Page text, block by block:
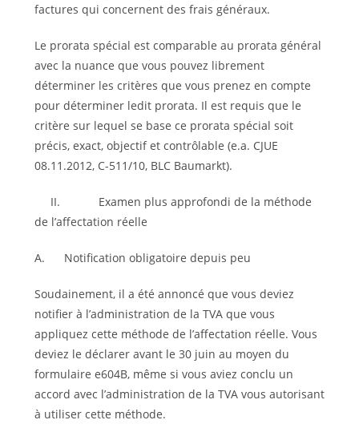
factures qui concernent des frais généraux.
Le prorata spécial est comparable au prorata général
avec la nuance que vous pouvez librement
déterminer les critères que vous prenez en compte
pour déterminer ledit prorata. Il est requis que le
critère sur lequel se base ce prorata spécial soit
précis, exact, objectif et contrôlable (e.a. CJUE
08.11.2012, C-511/10, BLC Baumarkt).
II. Examen plus approfondi de la méthode
de l’affectation réelle
A. Notification obligatoire depuis peu
Soudainement, il a été annoncé que vous deviez
notifier à l’administration de la TVA que vous
appliquez cette méthode de l’affectation réelle. Vous
deviez le déclarer avant le 30 juin au moyen du
formulaire e604B, même si vous aviez conclu un
accord avec l’administration de la TVA vous autorisant
à utiliser cette méthode.